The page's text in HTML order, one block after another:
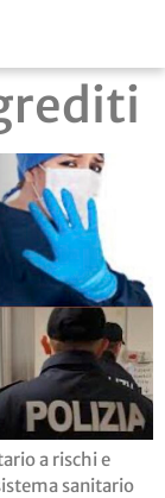
a rischi e
sanitario